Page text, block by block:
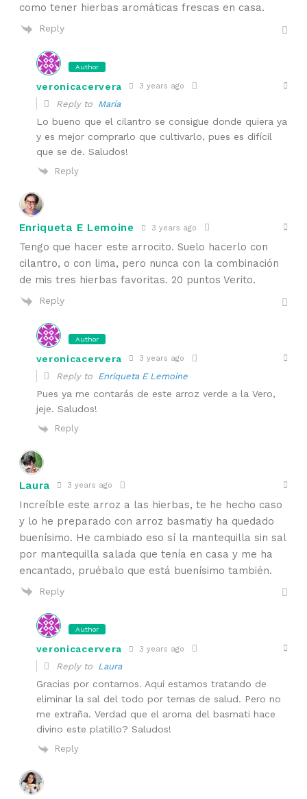
como tener hierbas aromáticas frescas en casa.
Reply
Author
veronicacervera 3 years ago
Reply to María
Lo bueno que el cilantro se consigue donde quiera ya
y es mejor comprarlo que cultivarlo, pues es difícil
que se de. Saludos!
Reply
Enriqueta E Lemoine 3 years ago
Tengo que hacer este arrocito. Suelo hacerlo con
cilantro, o con lima, pero nunca con la combinación
de mis tres hierbas favoritas. 20 puntos Verito.
Reply
Author
veronicacervera 3 years ago
Reply to Enriqueta E Lemoine
Pues ya me contarás de este arroz verde a la Vero,
jeje. Saludos!
Reply
Laura 3 years ago
Increíble este arroz a las hierbas, te he hecho caso
y lo he preparado con arroz basmatiy ha quedado
buenísimo. He cambiado eso sí la mantequilla sin sal
por mantequilla salada que tenía en casa y me ha
encantado, pruébalo que está buenísimo también.
Reply
Author
veronicacervera 3 years ago
Reply to Laura
Gracias por contarnos. Aquí estamos tratando de
eliminar la sal del todo por temas de salud. Pero no
me extraña. Verdad que el aroma del basmati hace
divino este platillo? Saludos!
Reply